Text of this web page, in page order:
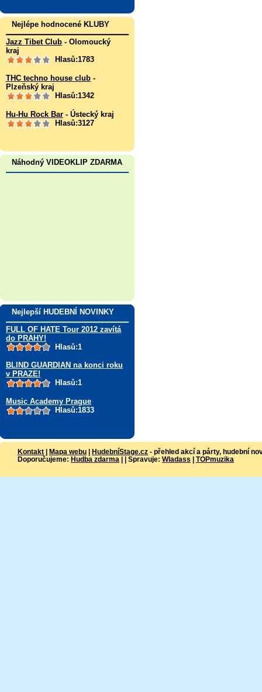
Nejlépe hodnocené KLUBY
Jazz Tibet Club - Olomoucký
kraj
Hlasů:1783
THC techno house club -
Plzeňský kraj
Hlasů:1342
Hu-Hu Rock Bar - Ústecký kraj
Hlasů:3127
Náhodný VIDEOKLIP ZDARMA
Nejlepší HUDEBNÍ NOVINKY
FULL OF HATE Tour 2012 zavítá
do PRAHY!
Hlasů:1
BLIND GUARDIAN na konci roku
v PRAZE!
Hlasů:1
Music Academy Prague
Hlasů:1833
Kontakt | Mapa webu | HudebníStage.cz - přehled akcí a párty, hudební
Doporučujeme: Hudba zdarma | | Spravuje: Wladass | TOPmuzika